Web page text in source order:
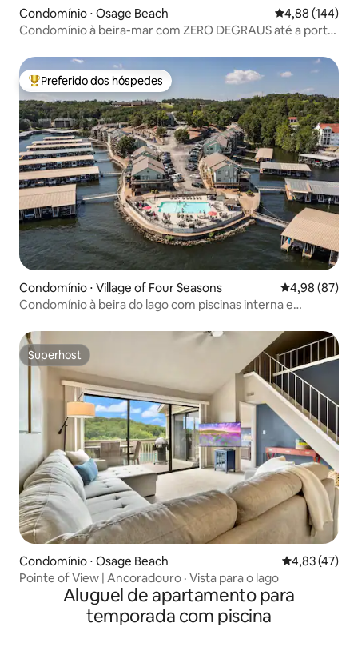
Condomínio ⋅ Osage Beach 4,88 de uma
4,88 (144)
Condomínio à beira-mar com ZERO DEGRAUS até a porta
Entre os melhores preferidos dos hóspedes
Preferido dos hóspedes
Condomínio ⋅ Village of Four Seasons 4,98 de uma
4,98 (87)
Condomínio à beira do lago com piscinas interna e
Superhost
Superhost
Condomínio ⋅ Osage Beach 4,83 de uma
4,83 (47)
Pointe of View | Ancoradouro · Vista para o lago
Aluguel de apartamento para
temporada com piscina